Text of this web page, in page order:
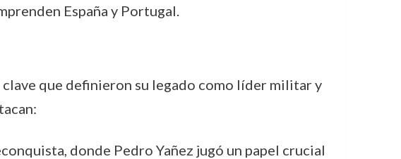
España y Portugal.
clave que definieron su legado como líder militar y
donde Pedro Yañez jugó un papel crucial